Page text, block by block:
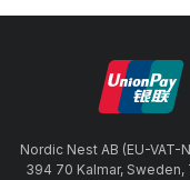
Nordic Nest AB (EU-
394 70 Kalmar,